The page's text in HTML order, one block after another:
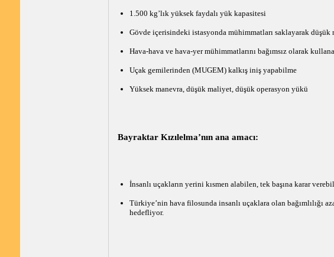
1.500 kg’lık yüksek faydalı yük kapasitesi
Gövde içerisindeki istasyonda mühimmatları saklayarak düşük
Hava-hava ve hava-yer mühimmatlarını bağımsız olarak
Uçak gemilerinden (MUGEM) kalkış iniş yapabilme
Yüksek manevra, düşük maliyet, düşük operasyon yükü
Bayraktar Kızılelma’nın ana amacı:
İnsanlı uçakların yerini kısmen alabilen, tek başına karar
Türkiye’nin hava filosunda insanlı uçaklara olan bağımlılığı
hedefliyor.